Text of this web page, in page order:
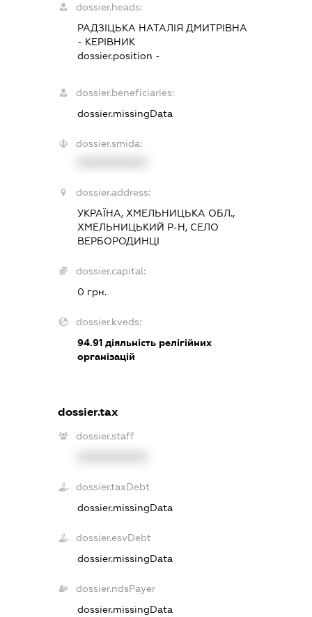
dossier.heads:
РАДЗІЦЬКА НАТАЛІЯ ДМИТРІВНА
- КЕРІВНИК
dossier.position -
dossier.beneficiaries:
dossier.missingData
dossier.smida:
dossier.address:
УКРАЇНА, ХМЕЛЬНИЦЬКА ОБЛ.,
ХМЕЛЬНИЦЬКИЙ Р-Н, СЕЛО
ВЕРБОРОДИНЦІ
dossier.capital:
0 грн.
dossier.kveds:
94.91 діяльність релігійних
організацій
dossier.tax
dossier.staff
dossier.taxDebt
dossier.missingData
dossier.esvDebt
dossier.missingData
dossier.ndsPayer
dossier.missingData